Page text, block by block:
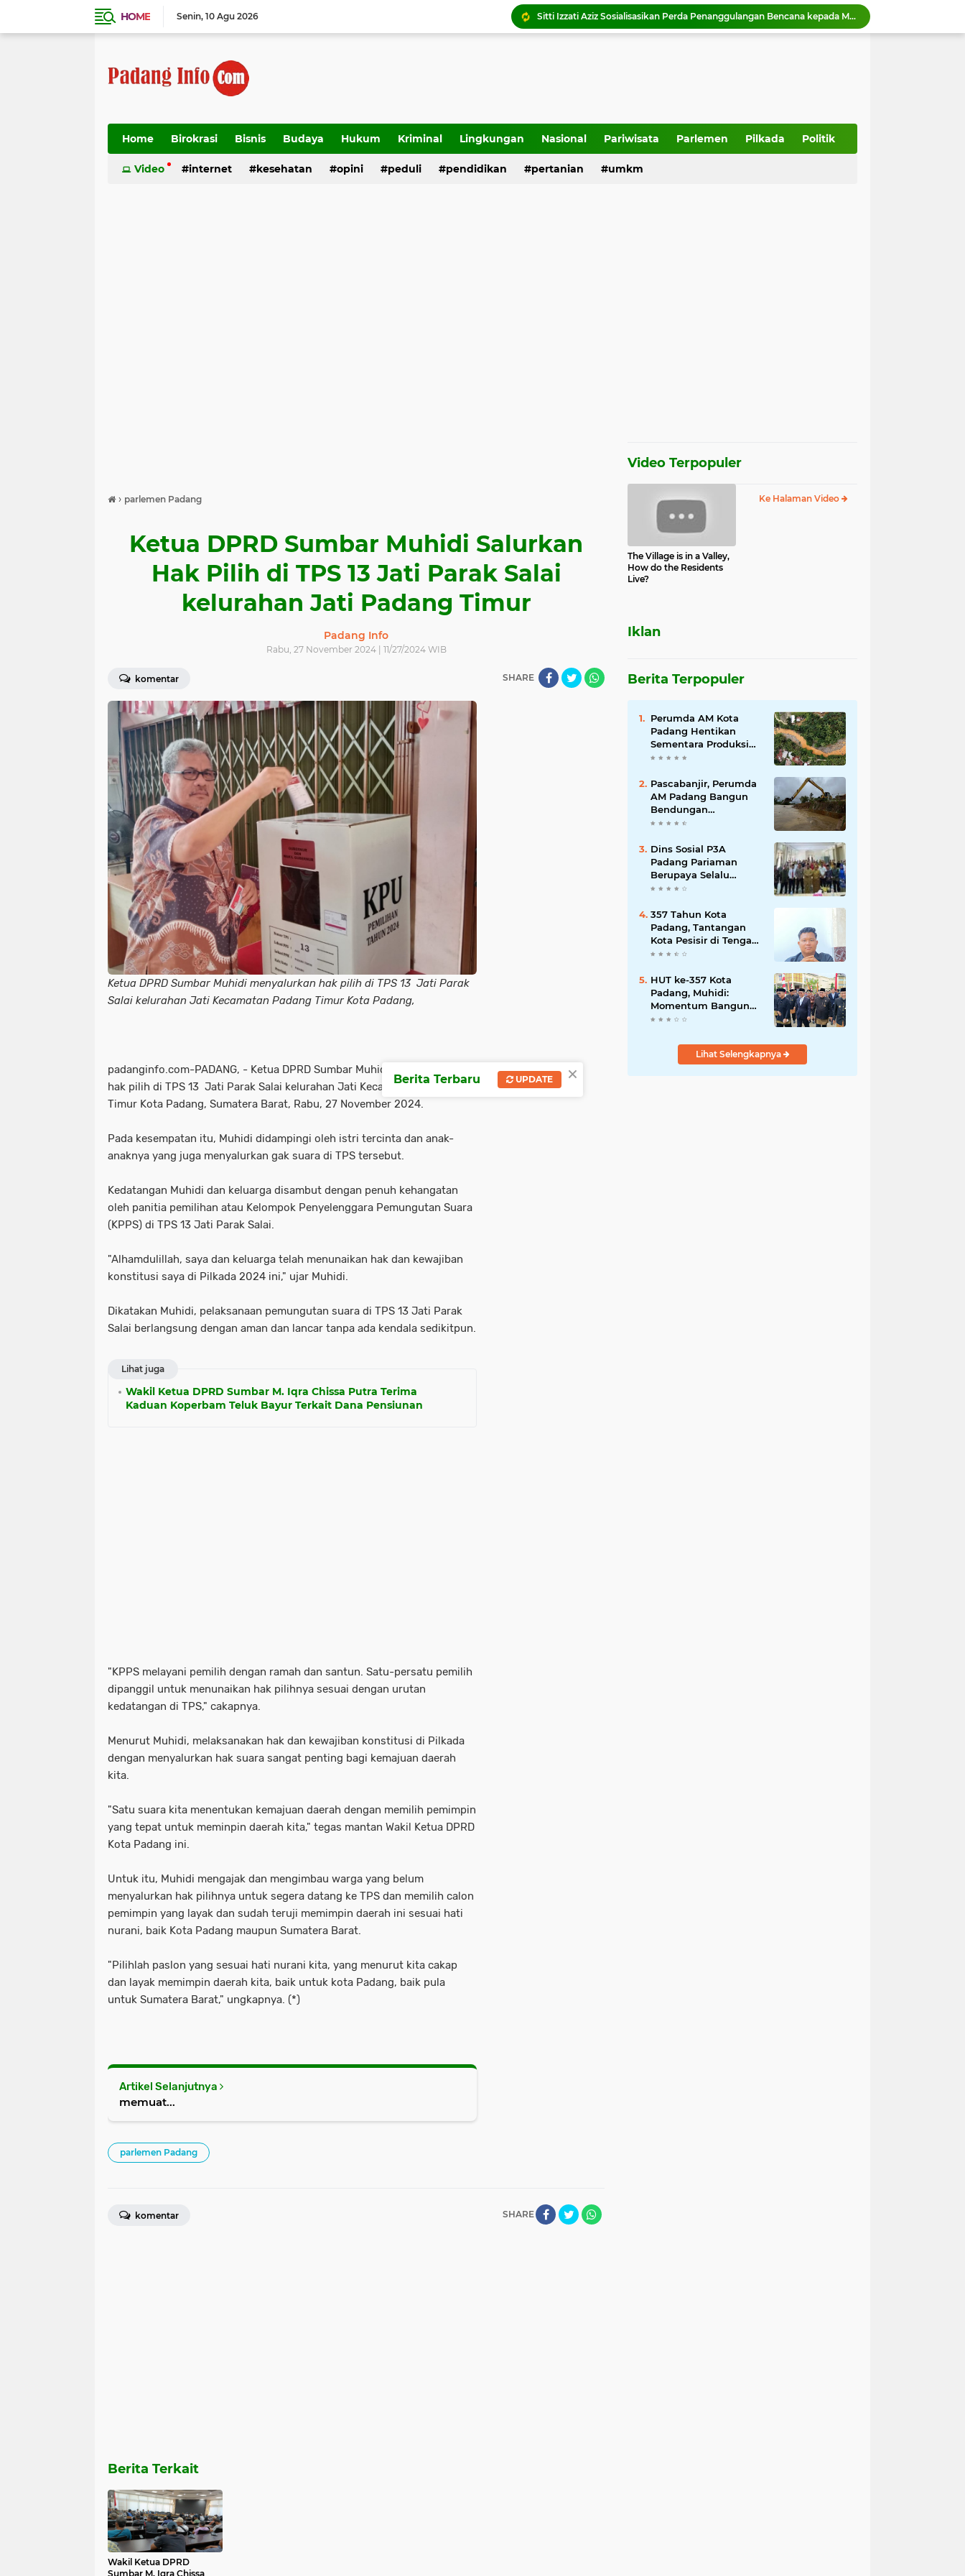
HOME Senin 10 Agu 2026
Sitti Izzati Aziz Sosialisasikan Perda Penanggulangan Bencana kepada Masyarakat Ketaping
Gelar Sosper, Ketua Muhidi:Pemerintah dan Masyarakat Kolaborasi Ciptakan Lingkungan Aman,Nyaman, dan Kondusif
Ketua DPRD Sumbar Muhidi Ajak Seluruh Elemen Bangun Budaya Kewaspadaan di Lingkungan Masyarakat
Home Birokrasi Bisnis Budaya Hukum Kriminal Lingkungan Nasional Pariwisata Parlemen Pilkada Politik
Transportasi
Video internet kesehatan opini peduli pendidikan pertanian umkm
› parlemen Padang
Ketua DPRD Sumbar Muhidi Salurkan
Hak Pilih di TPS 13 Jati Parak Salai
kelurahan Jati Padang Timur
Padang Info
Rabu, 27 November 2024 | 11/27/2024 WIB
komentar SHARE
Ketua DPRD Sumbar Muhidi menyalurkan hak pilih di TPS 13 Jati Parak
Salai kelurahan Jati Kecamatan Padang Timur Kota Padang,
padanginfo.com-PADANG, - Ketua DPRD Sumbar Muhidi menyalurkan
hak pilih di TPS 13 Jati Parak Salai kelurahan Jati Kecamatan Padang
Timur Kota Padang, Sumatera Barat, Rabu, 27 November 2024.
Pada kesempatan itu, Muhidi didampingi oleh istri tercinta dan anak-
anaknya yang juga menyalurkan gak suara di TPS tersebut.
Kedatangan Muhidi dan keluarga disambut dengan penuh kehangatan
oleh panitia pemilihan atau Kelompok Penyelenggara Pemungutan Suara
(KPPS) di TPS 13 Jati Parak Salai.
"Alhamdulillah, saya dan keluarga telah menunaikan hak dan kewajiban
konstitusi saya di Pilkada 2024 ini," ujar Muhidi.
Dikatakan Muhidi, pelaksanaan pemungutan suara di TPS 13 Jati Parak
Salai berlangsung dengan aman dan lancar tanpa ada kendala sedikitpun.
Lihat juga
Wakil Ketua DPRD Sumbar M. Iqra Chissa Putra Terima
Kaduan Koperbam Teluk Bayur Terkait Dana Pensiunan
"KPPS melayani pemilih dengan ramah dan santun. Satu-persatu pemilih
dipanggil untuk menunaikan hak pilihnya sesuai dengan urutan
kedatangan di TPS," cakapnya.
Menurut Muhidi, melaksanakan hak dan kewajiban konstitusi di Pilkada
dengan menyalurkan hak suara sangat penting bagi kemajuan daerah
kita.
"Satu suara kita menentukan kemajuan daerah dengan memilih pemimpin
yang tepat untuk meminpin daerah kita," tegas mantan Wakil Ketua DPRD
Kota Padang ini.
Untuk itu, Muhidi mengajak dan mengimbau warga yang belum
menyalurkan hak pilihnya untuk segera datang ke TPS dan memilih calon
pemimpin yang layak dan sudah teruji memimpin daerah ini sesuai hati
nurani, baik Kota Padang maupun Sumatera Barat.
"Pilihlah paslon yang sesuai hati nurani kita, yang menurut kita cakap
dan layak memimpin daerah kita, baik untuk kota Padang, baik pula
untuk Sumatera Barat," ungkapnya. (*)
Artikel Selanjutnya
memuat...
parlemen Padang
SHARE
komentar
Berita Terkait
Wakil Ketua DPRD
Sumbar M. Iqra Chissa
Video Terpopuler
The Village is in a Valley,
How do the Residents
Live?
Ke Halaman Video
Iklan
Berita Terpopuler
Perumda AM Kota
Padang Hentikan
Sementara Produksi
Akibat Air Keruh
Pascabanjir, Perumda
AM Padang Bangun
Bendungan
Sementara Guna
Dins Sosial P3A
Padang Pariaman
Berupaya Selalu
Menyelesaikan
Masyarakat
357 Tahun Kota
Padang, Tantangan
Kota Pesisir di Tengah
Bencana dan Era
HUT ke-357 Kota
Padang, Muhidi:
Momentum Bangun
Masa Depan yang
Lihat Selengkapnya
×
Berita Terbaru UPDATE